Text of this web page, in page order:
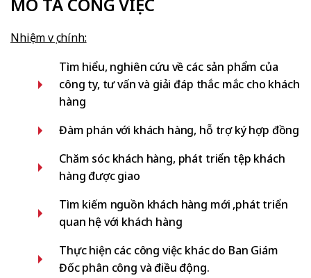
Nhiệm vụ chính:
Tìm hiểu, nghiên cứu về các sản phẩm của
công ty, tư vấn và giải đáp thắc mắc cho khách
hàng
Đàm phán với khách hàng, hỗ trợ ký hợp đồng
Chăm sóc khách hàng, phát triển tệp khách
hàng được giao
Tìm kiếm nguồn khách hàng mới ,phát triển
quan hệ với khách hàng
Thực hiện các công việc khác do Ban Giám
Đốc phân công và điều động.